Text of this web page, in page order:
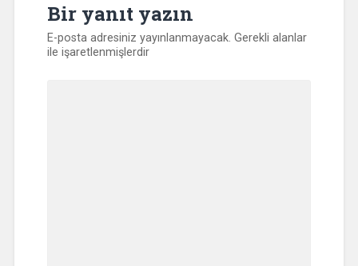
Bir yanıt yazın
E-posta adresiniz yayınlanmayacak. Gerekli alanlar
ile işaretlenmişlerdir